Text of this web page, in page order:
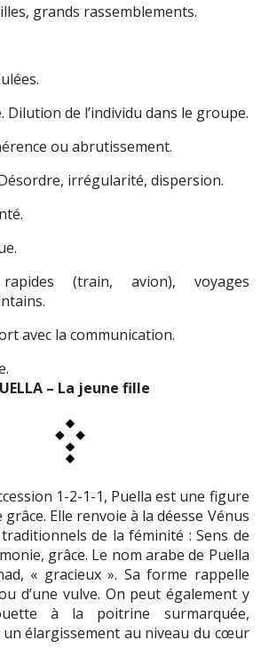
grands rassemblements.
de l’individu dans le groupe.
ou abrutissement.
irrégularité, dispersion.
rapides (train, avion), voyages
avec la communication.
– La jeune fille
1-2-1-1, Puella est une figure
Elle renvoie à la déesse Vénus
de la féminité : Sens de
grâce. Le nom arabe de Puella
« gracieux ». Sa forme rappelle
d’une vulve. On peut également y
à la poitrine surmarquée,
élargissement au niveau du cœur